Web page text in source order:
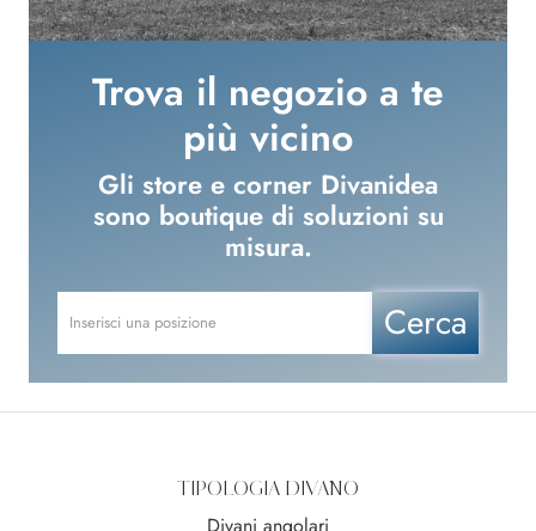
Trova il negozio a te
più vicino
Gli store e corner Divanidea
sono boutique di soluzioni su
misura.
TIPOLOGIA DIVANO